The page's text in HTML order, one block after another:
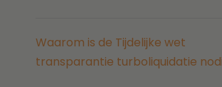
Waarom is de Tijdelijke wet
transparantie turboliquidatie